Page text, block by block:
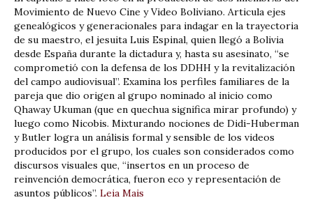
Movimiento de Nuevo Cine y Video Boliviano. Articula ejes
genealógicos y generacionales para indagar en la trayectoria
de su maestro, el jesuita Luis Espinal, quien llegó a Bolivia
desde España durante la dictadura y, hasta su asesinato, “se
comprometió con la defensa de los DDHH y la revitalización
del campo audiovisual”. Examina los perfiles familiares de la
pareja que dio origen al grupo nominado al inicio como
Qhaway Ukuman (que en quechua significa mirar profundo) y
luego como Nicobis. Mixturando nociones de Didi-Huberman
y Butler logra un análisis formal y sensible de los videos
producidos por el grupo, los cuales son considerados como
discursos visuales que, “insertos en un proceso de
reinvención democrática, fueron eco y representación de
asuntos públicos”. Leia Mais